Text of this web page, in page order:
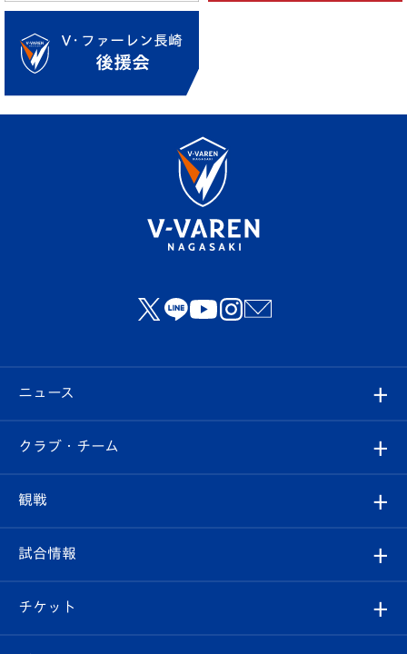
ニュース
すべて
クラブ
試合情報
クラブ・チーム
クラブ概要
エンブレム紹介
観戦
観戦ルール
はじめての観戦ガイド
試合情報
試合日程/結果
チケット